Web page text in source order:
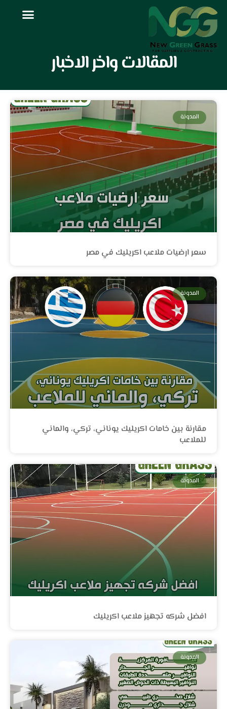
تخطي
إلى
المحتوى
المقالات واخر الاخبار
المدونة
سعر ارضيات ملاعب اكريليك في مصر
المدونة
مقارنة بين خامات اكريليك يوناني، تركي، والماني
للملاعب
المدونة
افضل شركه تجهيز ملاعب اكريليك
المدونة
Page
Page
Page
Page
Page
Page
Page